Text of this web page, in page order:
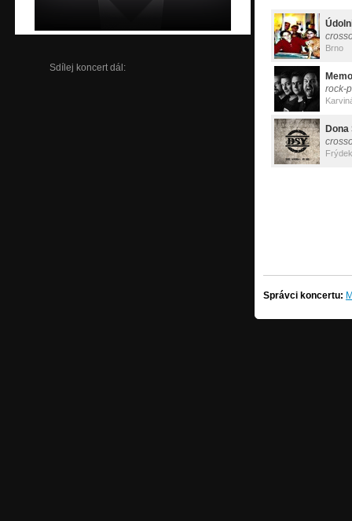
Sdílej koncert dál:
Brno
rock-
Dona
Správci koncertu: